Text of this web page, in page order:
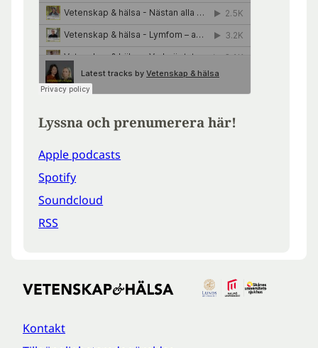
Lyssna och prenumerera här!
Apple podcasts
Spotify
Soundcloud
RSS
Kontakt